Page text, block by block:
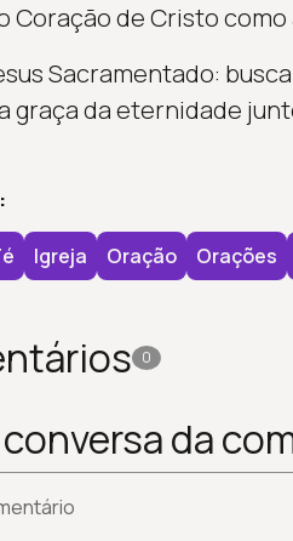
Coração de Cristo
Sacramentado:
graça da eternidade
Igreja Oração Orações
0
da